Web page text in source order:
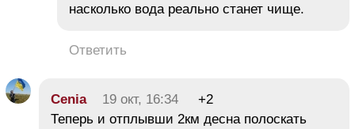
насколько вода реально станет чище.
Ответить
Cenia 19 окт, 16:34
+2
Теперь и отплывши 2км десна полоскать